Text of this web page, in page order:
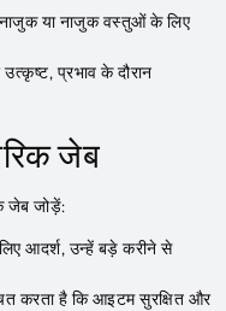
या नाजुक वस्तुओं के लिए
प्रभाव के दौरान
जेब
जेब जोड़ें:
आदर्श, उन्हें बड़े करीने से
करता है कि आइटम सुरक्षित और